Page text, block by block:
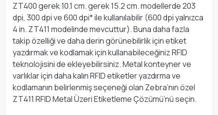
ZT400 gerek 10.1 cm. gerek 15.2 cm. modellerde 203
dpi, 300 dpi ve 600 dpi* ile kullanılabilir (600 dpi yalnızca
4 in. ZT411 modelinde mevcuttur). Buna daha fazla
takip özelliği ve daha derin görünebilirlik için etiket
yazdırmak ve kodlamak için kullanabileceğiniz RFID
teknolojisini de ekleyebilirsiniz. Metal konteyner ve
varlıklar için daha kalın RFID etiketler yazdırma ve
kodlamanın belirlenmiş seçeneği olan Zebra’nın özel
ZT411 RFID Metal Üzeri Etiketleme Çözümü’nü seçin.